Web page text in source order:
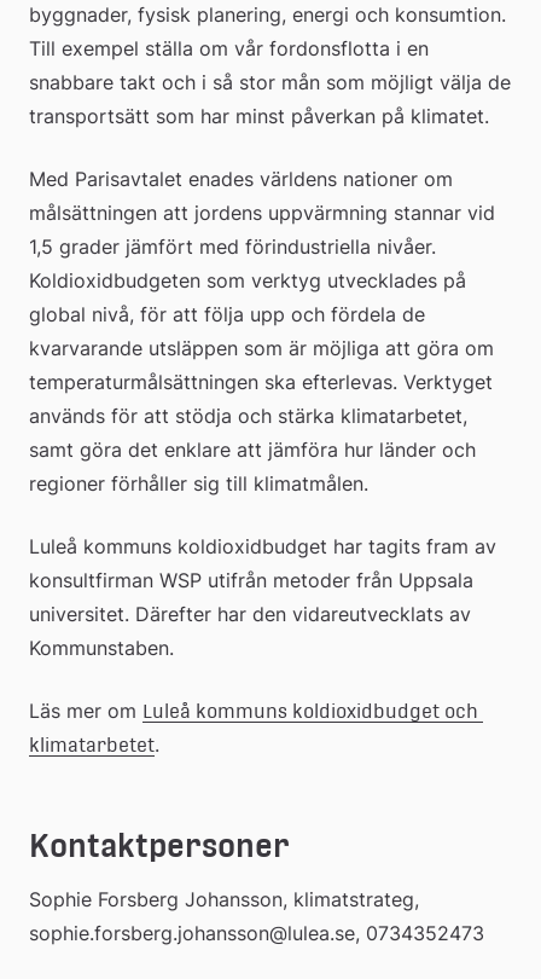
byggnader, fysisk planering, energi och konsumtion.
Till exempel ställa om vår fordonsflotta i en
snabbare takt och i så stor mån som möjligt välja de
transportsätt som har minst påverkan på klimatet.
Med Parisavtalet enades världens nationer om
målsättningen att jordens uppvärmning stannar vid
1,5 grader jämfört med förindustriella nivåer.
Koldioxidbudgeten som verktyg utvecklades på
global nivå, för att följa upp och fördela de
kvarvarande utsläppen som är möjliga att göra om
temperaturmålsättningen ska efterlevas. Verktyget
används för att stödja och stärka klimatarbetet,
samt göra det enklare att jämföra hur länder och
regioner förhåller sig till klimatmålen.
Luleå kommuns koldioxidbudget har tagits fram av
konsultfirman WSP utifrån metoder från Uppsala
universitet. Därefter har den vidareutvecklats av
Kommunstaben.
Läs mer om Luleå kommuns koldioxidbudget och
klimatarbetet.
Kontaktpersoner
Sophie Forsberg Johansson, klimatstrateg,
sophie.forsberg.johansson@lulea.se, 0734352473